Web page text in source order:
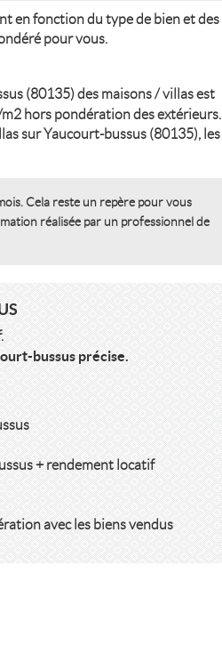
en fonction du type de bien et des
pour vous.
(80135) des maisons / villas est
hors pondération des extérieurs.
sur Yaucourt-bussus (80135), les
Cela reste un repère pour vous
réalisée par un professionnel de
bussus précise.
+ rendement locatif
avec les biens vendus